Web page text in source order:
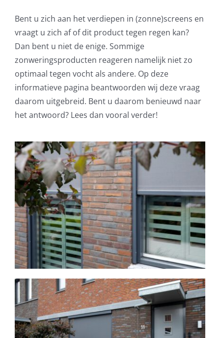
Bent u zich aan het verdiepen in (zonne)screens en
vraagt u zich af of dit product tegen regen kan?
Dan bent u niet de enige. Sommige
zonweringsproducten reageren namelijk niet zo
optimaal tegen vocht als andere. Op deze
informatieve pagina beantwoorden wij deze vraag
daarom uitgebreid. Bent u daarom benieuwd naar
het antwoord? Lees dan vooral verder!